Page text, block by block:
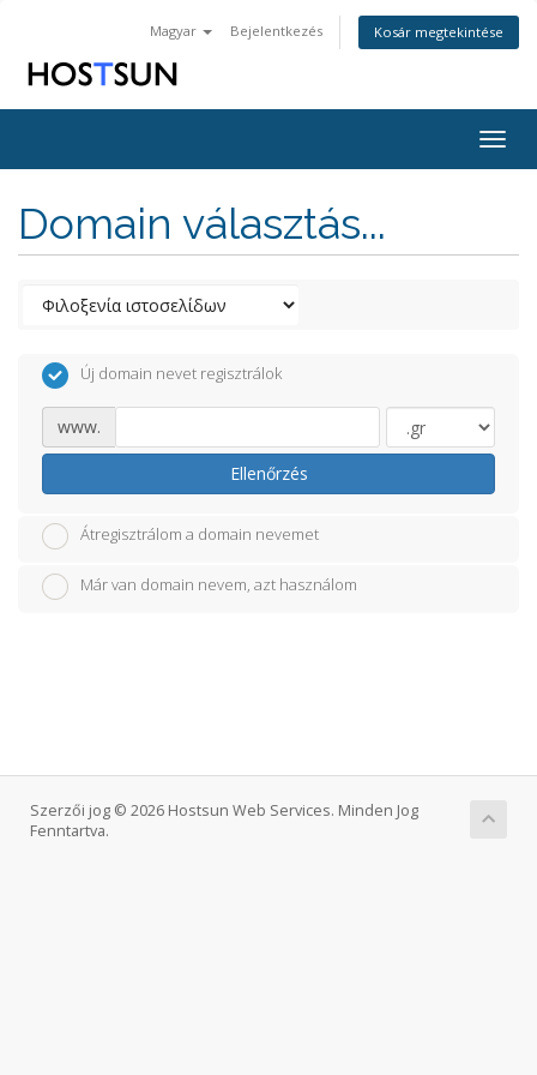
Magyar Bejelentkezés Kosár megtekintése
Domain választás...
Új domain nevet regisztrálok
www.
Ellenőrzés
Átregisztrálom a domain nevemet
Már van domain nevem, azt használom
Szerzői jog © 2026 Hostsun Web Services. Minden Jog
Fenntartva.